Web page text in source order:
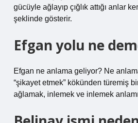
gücüyle ağlayıp çığlık attığı anlar
şeklinde gösterir.
Efgan yolu ne
Efgan ne anlama geliyor? Ne
“şikayet etmek” kökünden türemiş
ağlamak, inlemek ve inlemek